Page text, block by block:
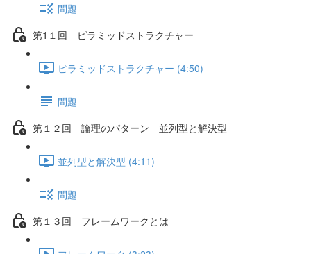
問題
第1１回 ピラミッドストラクチャー
ピラミッドストラクチャー (4:50)
問題
第１２回 論理のパターン 並列型と解決型
並列型と解決型 (4:11)
問題
第１３回 フレームワークとは